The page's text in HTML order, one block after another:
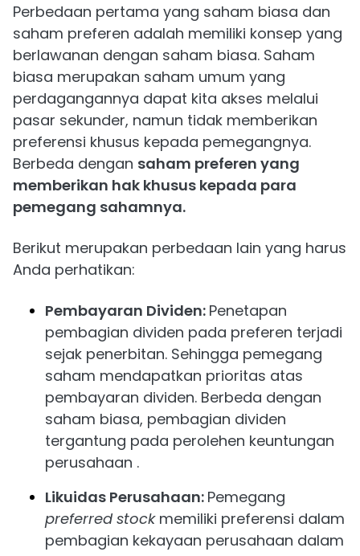
Perbedaan pertama yang saham biasa dan
saham preferen adalah memiliki konsep yang
berlawanan dengan saham biasa. Saham
biasa merupakan saham umum yang
perdagangannya dapat kita akses melalui
pasar sekunder, namun tidak memberikan
preferensi khusus kepada pemegangnya.
Berbeda dengan saham preferen yang
memberikan hak khusus kepada para
pemegang sahamnya.
Berikut merupakan perbedaan lain yang harus
Anda perhatikan:
Pembayaran Dividen: Penetapan
pembagian dividen pada preferen terjadi
sejak penerbitan. Sehingga pemegang
saham mendapatkan prioritas atas
pembayaran dividen. Berbeda dengan
saham biasa, pembagian dividen
tergantung pada perolehen keuntungan
perusahaan .
Likuidas Perusahaan: Pemegang
preferred stockmemiliki preferensi dalam
pembagian kekayaan perusahaan dalam